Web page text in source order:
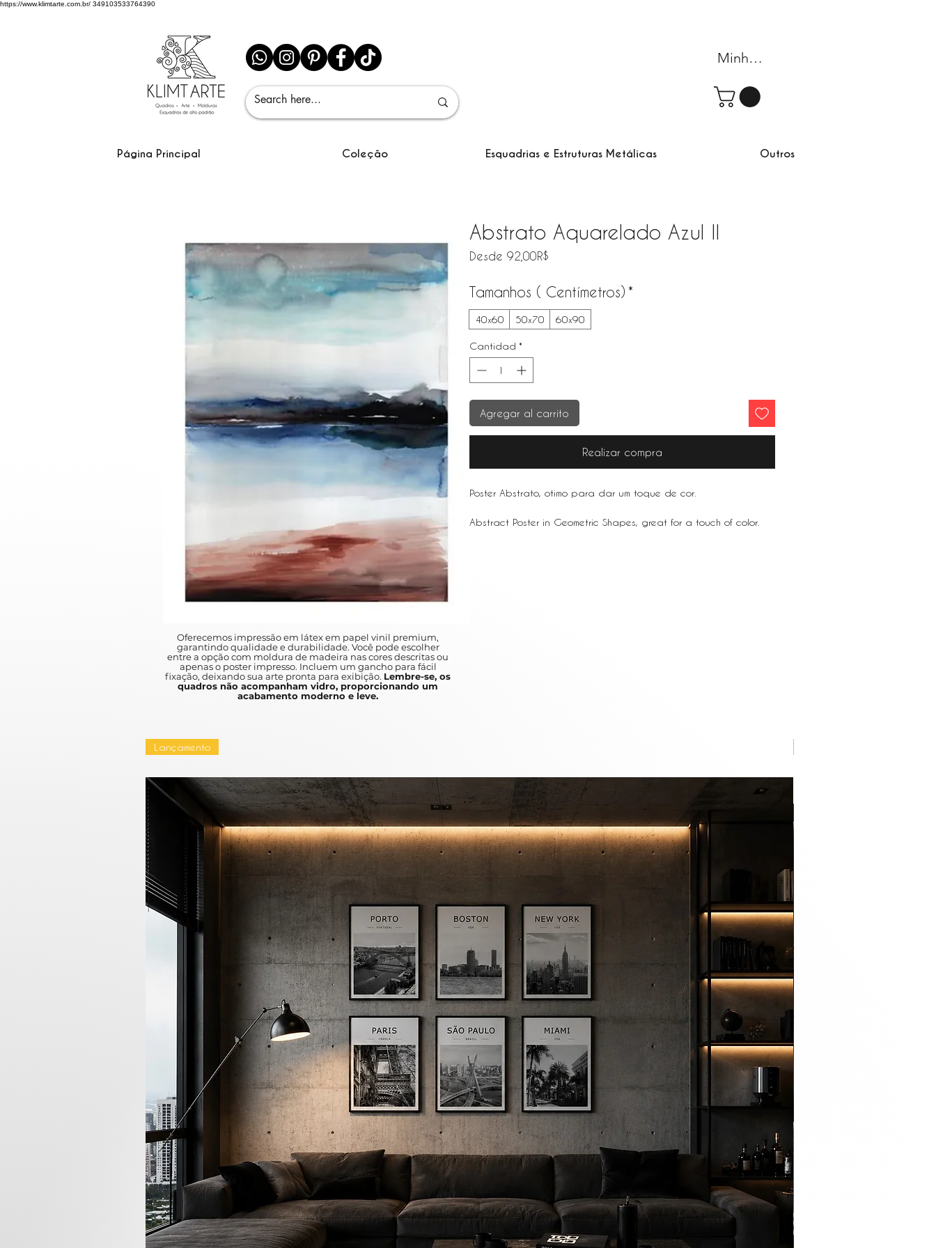
https://www.klimtarte.com.br/ 349103533764390
Minha conta
Página Principal Coleção Esquadrias e Estruturas Metálicas Outros
Abstrato Aquarelado Azul II
Desde 92,00R$Precio de oferta
Tamanhos ( Centímetros) *
40x60 50x70 60x90
Cantidad *
Agregar al carrito
Realizar compra
Poster Abstrato, otimo para dar um toque de cor.
Abstract Poster in Geometric Shapes, great for a touch of color.
Oferecemos impressão em látex em papel vinil premium,
garantindo qualidade e durabilidade. Você pode escolher
entre a opção com moldura de madeira nas cores descritas ou
apenas o poster impresso. Incluem um gancho para fácil
fixação, deixando sua arte pronta para exibição. Lembre-se, os
quadros não acompanham vidro, proporcionando um
acabamento moderno e leve.
Lançamento